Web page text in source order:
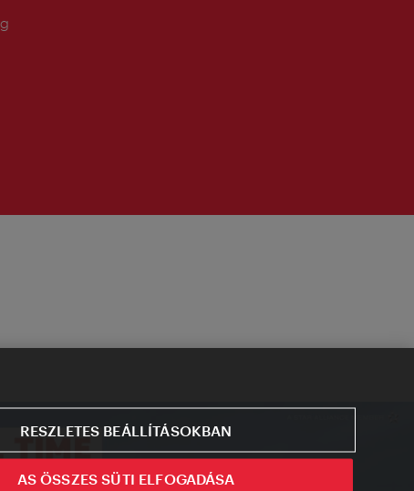
RESZLETES BEÁLLÍTÁSOKBAN
AS ÖSSZES SÜTI ELFOGADÁSA